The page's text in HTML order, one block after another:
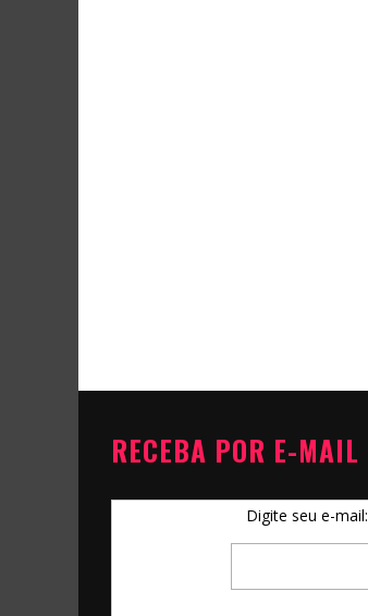
RECEBA POR E-MAIL
Digite seu e-mail: